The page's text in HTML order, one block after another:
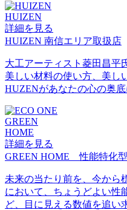
HUIZEN
詳細を見る
HUIZEN 南信エリア取扱店
大工アーティスト菱田昌平
美しい材料の使い方、美し
HUZENがあなたの心の奥
GREEN
HOME
詳細を見る
GREEN HOME 性能特化
未来の当たり前を、今から
において、ちょうどよい性
ど、目に見える数値を追い